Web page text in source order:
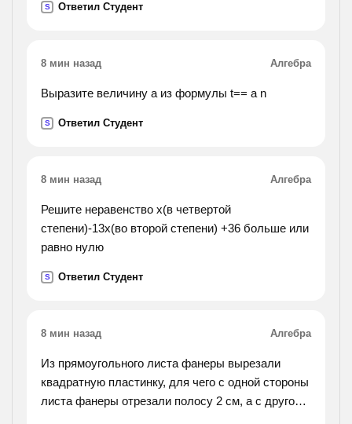
S Ответил Студент
8 мин назад Алгебра
Выразите величину а из формулы t== a n
S Ответил Студент
8 мин назад Алгебра
Решите неравенство х(в четвертой
степени)-13х(во второй степени) +36 больше или
равно нулю
S Ответил Студент
8 мин назад Алгебра
Из прямоугольного листа фанеры вырезали
квадратную пластинку, для чего с одной стороны
листа фанеры отрезали полосу 2 см, а с другой,